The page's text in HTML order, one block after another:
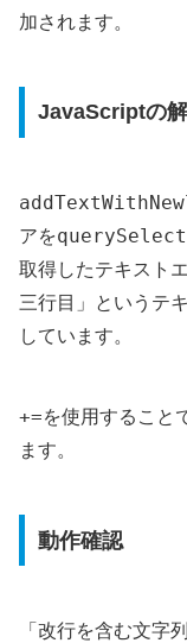
加されます。
JavaScriptの
アを
取得したテキスト
三行目 」というテ
しています。
+=を使用すること
ます。
動作確認
「改行を含む文字